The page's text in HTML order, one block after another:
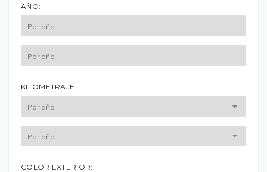
AÑO:
KILOMETRAJE:
COLOR EXTERIOR: